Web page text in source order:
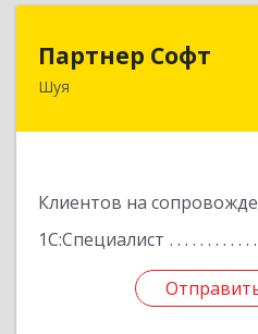
Партнер Софт
Шуя
Клиентов на
1С:Специалист
155900, Ивановская